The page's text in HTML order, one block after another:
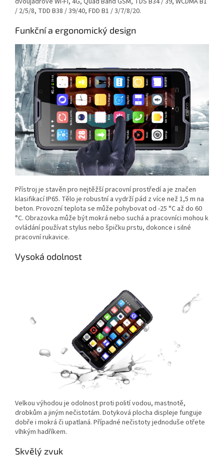
/ 2/5/8, TDD B38 / 39/40, FDD B1 / 3/7/8/20.
Funkční a ergonomický design
Přístroj je stavěn pro nejtěžší pracovní prostředí a je značen
klasifikací IP65. Tělo je robustní a vydrží pád z více než 1,5 m na
beton. Provozní teplota se může pohybovat od -25 °C až do 60
°C. Obrazovka může být mokrá nebo suchá a pracovníci mohou k
ovládání používat stylus nebo špičku prstu, dokonce i silné
pracovní rukavice.
Vysoká odolnost
Velkou výhodou je odolnost proti polití vodou, mastnotě,
drobkům a jiným nečistotám. Dotyková plocha displeje funguje
dobře i mokrá či upatlaná. Případné nečistoty jednoduše otřete
vlhkým hadříkem.
Skvělý zvuk